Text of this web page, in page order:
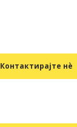
Контактирајте нè